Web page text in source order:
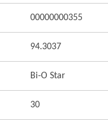
00000000355
94.3037
Bi-O Star
30